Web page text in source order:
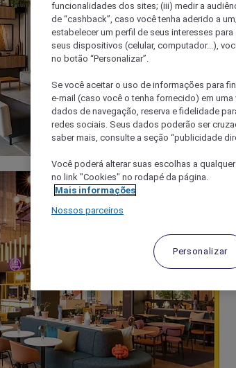
funcionalidades dos sites; (iii) medir a
de “cashback”, caso você tenha aderido a
estabelecer um perfil de seus interesses
seus dispositivos (celular, computador...),
no botão “Personalizar”.
Se você aceitar o uso de informações para
e-mail (caso você o tenha fornecido) em
dados de navegação, reserva e fidelidade
redes sociais. Seus dados poderão ser
saber mais, consulte a seção “publicidade
Você poderá alterar suas escolhas a
no link "Cookies" no rodapé da página.
Mais informações
Nossos parceiros
Personalizar